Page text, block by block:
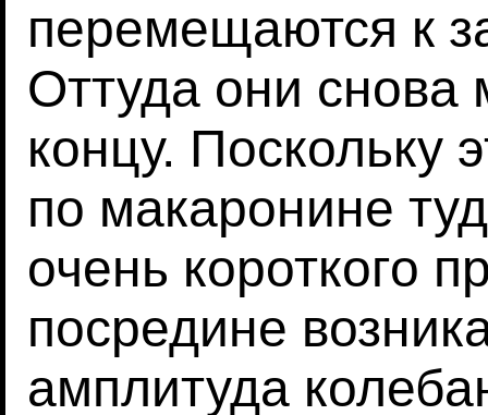
перемещаются к
Оттуда они снова
концу. Поскольку
по макаронине
очень короткого
посредине
амплитуда